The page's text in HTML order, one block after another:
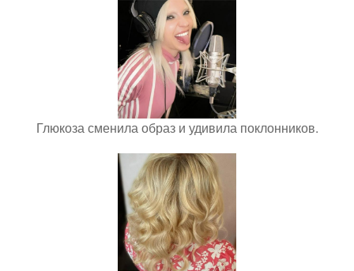
Глюкоза сменила образ и удивила поклонников.